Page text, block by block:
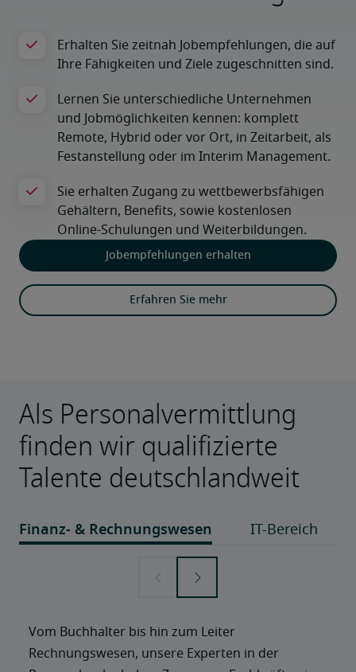
Jobempfehlungen erhalten
Erfahren Sie mehr
Als Personalvermittlung
finden wir qualifizierte
Talente deutschlandweit
Vom Buchhalter bis hin zum Leiter
Rechnungswesen, unsere Experten in der